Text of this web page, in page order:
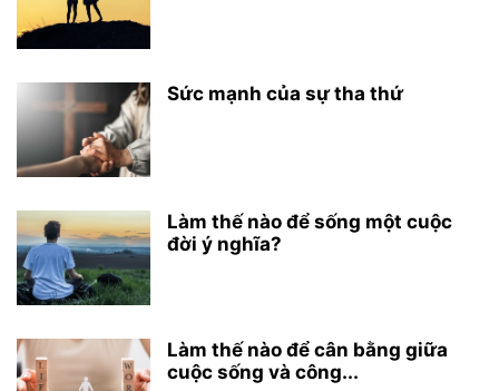
Sức mạnh của sự tha thứ
Làm thế nào để sống một cuộc
đời ý nghĩa?
Làm thế nào để cân bằng giữa
cuộc sống và công...